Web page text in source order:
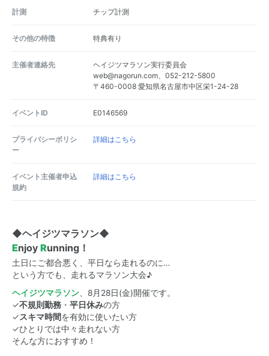
計測 チップ計測
その他の特徴 特典有り
主催者連絡先
ヘイジツマラソン実行委員会
web@nagorun.com、052-212-5800
〒460-0008 愛知県名古屋市中区栄1-24-28
イベントID E0146569
プライバシーポリシ
ー
詳細はこちら
イベント主催者申込
規約
詳細はこちら
◆ヘイジツマラソン◆
Enjoy Running！
土日にご都合悪く、平日なら走れるのに…
という方でも、走れるマラソン大会♪
ヘイジツマラソン 、8月28日(金)開催です。
✓不規則勤務 ・ 平日休みの方
✓スキマ時間を有効に使いたい方
✓ひとりでは中々走れない方
そんな方におすすめ！